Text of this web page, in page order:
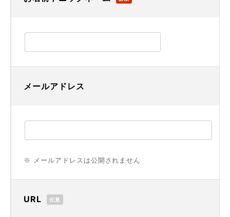
メールアドレス
※ メールアドレスは公開されません
URL 任意